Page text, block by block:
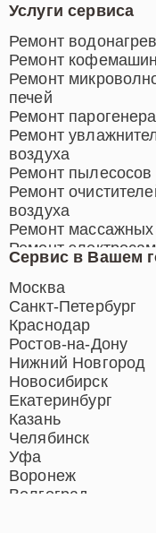
Сервис в Вашем
Москва
Санкт-Петербург
Краснодар
Ростов-на-Дону
Нижний Новгород
Новосибирск
Екатеринбург
Казань
Челябинск
Уфа
Воронеж
Волгоград
Услуги сервиса
Ремонт
Ремонт кофемашин
Ремонт
печей
Ремонт
Ремонт
воздуха
Ремонт пылесосов
Ремонт
воздуха
Ремонт массажных
Ремонт
Ремонт
Ремонт роботов-
Ремонт
Ремонт
Ремонт
пылесосов